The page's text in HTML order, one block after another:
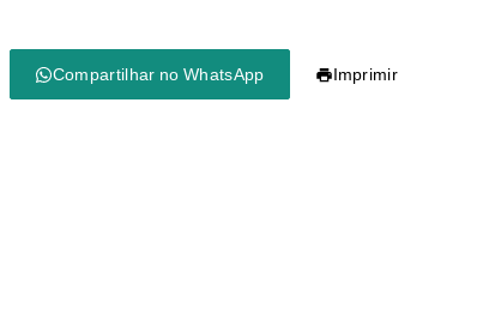
Compartilhar no WhatsApp Imprimir